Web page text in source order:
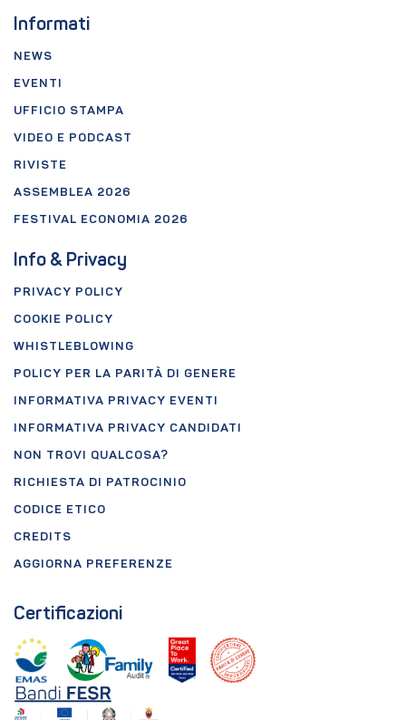
Informati
NEWS
EVENTI
UFFICIO STAMPA
VIDEO E PODCAST
RIVISTE
ASSEMBLEA 2026
FESTIVAL ECONOMIA 2026
Info & Privacy
PRIVACY POLICY
COOKIE POLICY
WHISTLEBLOWING
POLICY PER LA PARITÀ DI GENERE
INFORMATIVA PRIVACY EVENTI
INFORMATIVA PRIVACY CANDIDATI
NON TROVI QUALCOSA?
RICHIESTA DI PATROCINIO
CODICE ETICO
CREDITS
AGGIORNA PREFERENZE
Certificazioni